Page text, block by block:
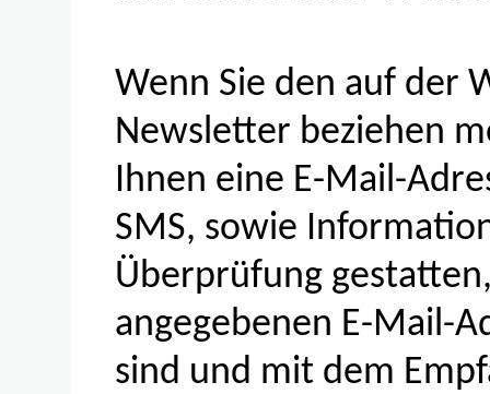
Wenn Sie den auf der
Newsletter beziehen
Ihnen eine E-Mail-
SMS, sowie
Überprüfung
angegebenen E-Mail-
sind und mit dem